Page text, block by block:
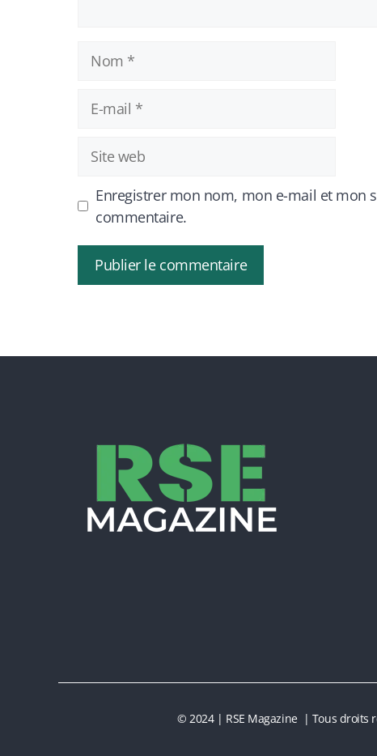
Nom
mail
Site
web
Enregistrer mon nom, mon e-mail et mon
commentaire.
© 2024 | RSE Magazine | Tous droits